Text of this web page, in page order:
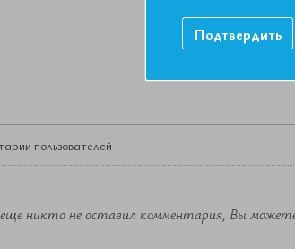
пользователей
никто не оставил комментария, Вы
Подтвердить